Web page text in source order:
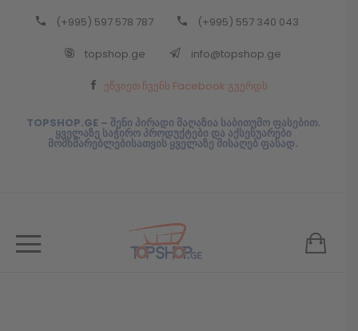
(+995) 597 578 787 (+995) 557 340 043
topshop.ge info@topshop.ge
ეწვიეთ ჩვენს Facebook გვერდს
TOPSHOP.GE – შენი პირადი მაღაზია საბითუმო ფასებით.
ყველაზე საჭირო პროდუქტები და აქსესუარები
მომხმარებლებისათვის ყველაზე მისაღებ ფასად.
Back